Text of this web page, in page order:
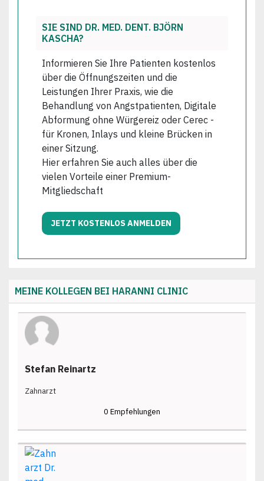
SIE SIND DR. MED. DENT. BJÖRN
KASCHA?
Informieren Sie Ihre Patienten kostenlos
über die Öffnungszeiten und die
Leistungen Ihrer Praxis, wie die
Behandlung von Angstpatienten, Digitale
Abformung ohne Würgereiz oder Cerec -
für Kronen, Inlays und kleine Brücken in
einer Sitzung.
Hier erfahren Sie auch alles über die
vielen Vorteile einer Premium-
Mitgliedschaft
JETZT KOSTENLOS ANMELDEN
MEINE KOLLEGEN BEI HARANNI CLINIC
Stefan Reinartz
Zahnarzt
0 Empfehlungen